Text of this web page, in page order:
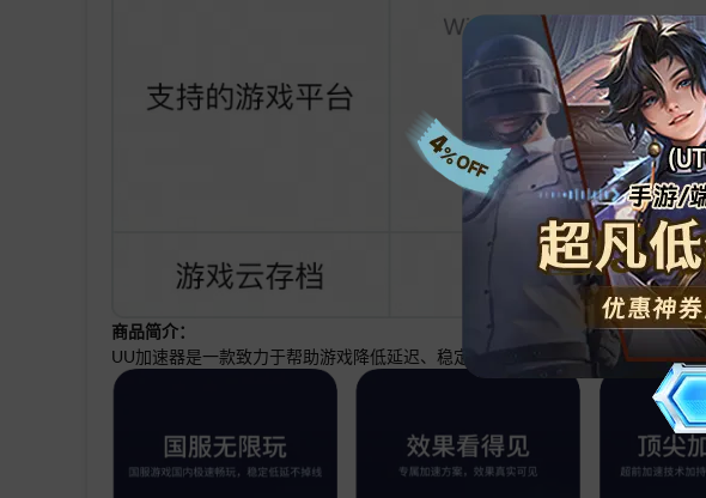
商品简介：
UU加速器是一款致力于帮助游戏降低延迟、稳定不掉线、解决卡顿的游戏工具。